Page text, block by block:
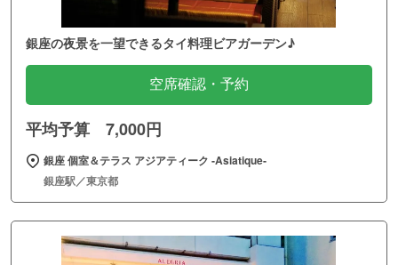
銀座の夜景を一望できるタイ料理ビアガーデン♪
空席確認・予約
平均予算 7,000円
銀座 個室＆テラス アジアティーク ‐Asiatique‐
銀座駅／東京都